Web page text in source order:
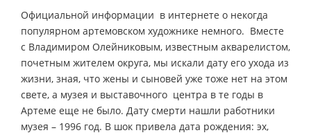
Официальной информации в интернете о некогда
популярном артемовском художнике немного. Вместе
с Владимиром Олейниковым, известным акварелистом,
почетным жителем округа, мы искали дату его ухода из
жизни, зная, что жены и сыновей уже тоже нет на этом
свете, а музея и выставочного центра в те годы в
Артеме еще не было. Дату смерти нашли работники
музея – 1996 год. В шок привела дата рождения: эх,